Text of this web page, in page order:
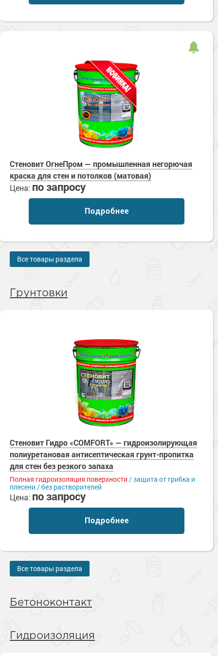
Сопутствующие товары
Морозостойкие краски для металла
Морозостойкие краски для фасада
Стеновит ОгнеПром — промышленная негорючая
краска для стен и потолков (матовая)
Цена: по запросу
Подробнее
Все товары раздела
Грунтовки
Стеновит Гидро «COMFORT» — гидроизолирующая
полиуретановая антисептическая грунт-пропитка
для стен без резкого запаха
Полная гидроизоляция поверхности / защита от грибка и
плесени / без растворителей
Цена: по запросу
Подробнее
Все товары раздела
Бетоноконтакт
Гидроизоляция